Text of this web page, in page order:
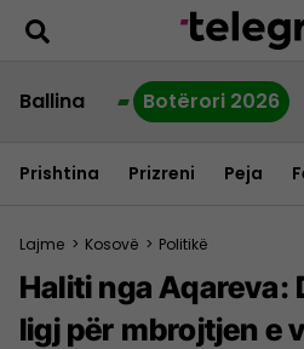
Ballina Botërori 2026
Prishtina Prizreni Peja
Lajme > Kosovë > Politikë
Haliti nga Aqareva:
ligj për mbrojtjen e